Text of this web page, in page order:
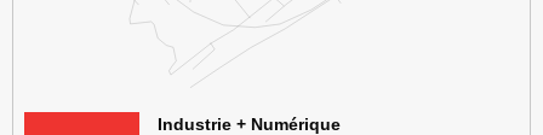
KMØ Lieu d'innovation dédié à la transformation digitale de
Industrie + Numérique